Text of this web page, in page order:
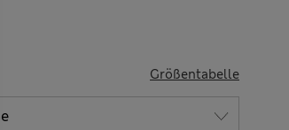
Größentabelle